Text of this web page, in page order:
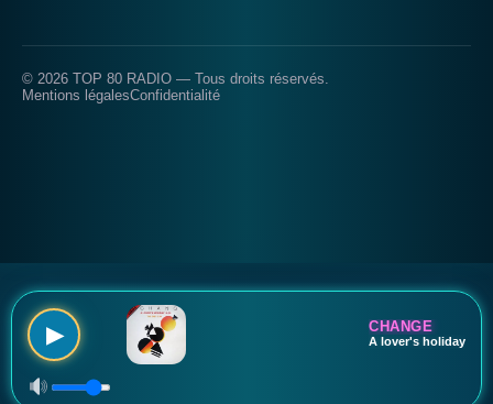
▶ CHANGE
A lover's holiday
© 2026 TOP 80 RADIO — Tous droits réservés.
Mentions légalesConfidentialité